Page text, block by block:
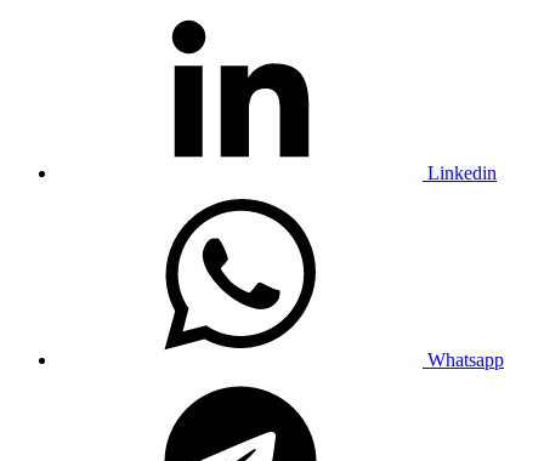
Linkedin
Whatsapp